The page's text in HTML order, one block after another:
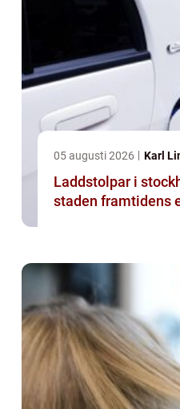
05 augusti 2026 Karl
Laddstolpar i stockholm så
staden framtidens